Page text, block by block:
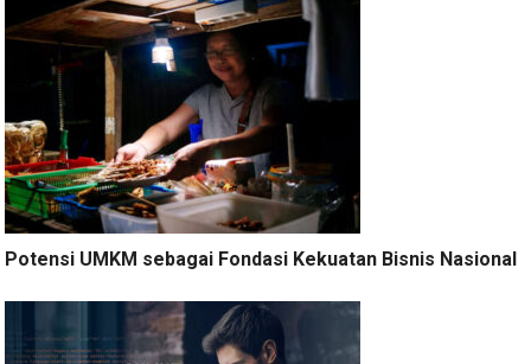
Potensi UMKM sebagai Fondasi Kekuatan Bisnis Nasional